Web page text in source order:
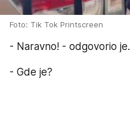
Foto: Tik Tok Printscreen
- Naravno! - odgovorio je.
- Gde je?